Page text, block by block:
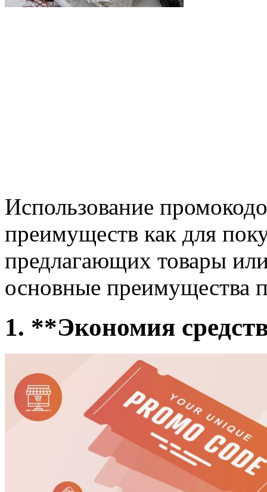
Использование
преимуществ как для
предлагающих товары
основные преимущества
1. **Экономия